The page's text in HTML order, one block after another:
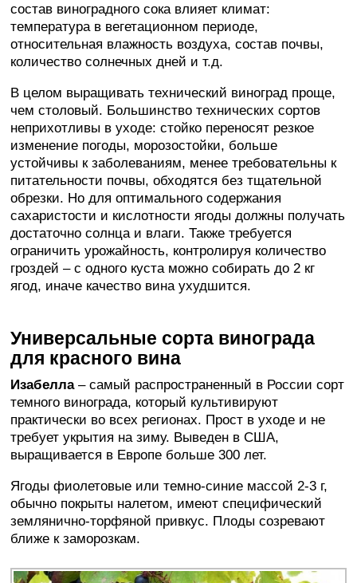
состав виноградного сока влияет климат:
температура в вегетационном периоде,
относительная влажность воздуха, состав почвы,
количество солнечных дней и т.д.
В целом выращивать технический виноград проще,
чем столовый. Большинство технических сортов
неприхотливы в уходе: стойко переносят резкое
изменение погоды, морозостойки, больше
устойчивы к заболеваниям, менее требовательны к
питательности почвы, обходятся без тщательной
обрезки. Но для оптимального содержания
сахаристости и кислотности ягоды должны получать
достаточно солнца и влаги. Также требуется
ограничить урожайность, контролируя количество
гроздей – с одного куста можно собирать до 2 кг
ягод, иначе качество вина ухудшится.
Универсальные сорта винограда
для красного вина
Изабелла– самый распространенный в России сорт
темного винограда, который культивируют
практически во всех регионах. Прост в уходе и не
требует укрытия на зиму. Выведен в США,
выращивается в Европе больше 300 лет.
Ягоды фиолетовые или темно-синие массой 2-3 г,
обычно покрыты налетом, имеют специфический
землянично-торфяной привкус. Плоды созревают
ближе к заморозкам.